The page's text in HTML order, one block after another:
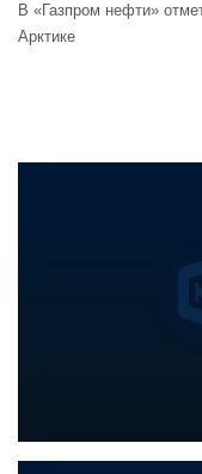
В «Газпром нефти»
Арктике